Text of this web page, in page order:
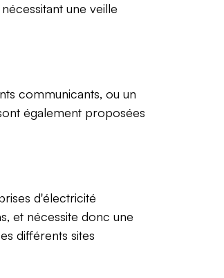
une veille
communicants, ou un
également proposées
d'électricité
et nécessite donc une
différents sites